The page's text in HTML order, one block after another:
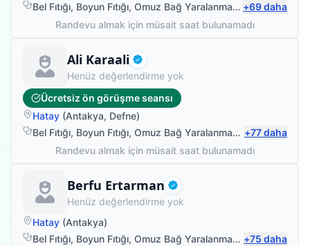
yapacağımıza inanıyoruz.
Bel Fıtığı, Boyun Fıtığı, Omuz Bağ Yaralanması ,Protez
+69daha
Randevu almak için müsait saat bulunamadı
Ali Karaali Doğrulanmış
Fizyoterapist
Henüz değerlendirme yok
Ücretsiz ön görüşme seansı
Hatay (Antakya, Defne)
Bel Fıtığı, Boyun Fıtığı, Omuz Bağ Yaralanması ,Protez
+77daha
Randevu almak için müsait saat bulunamadı
Berfu Ertarman Doğrulanmış
Fizyoterapist
Henüz değerlendirme yok
Hatay (Antakya)
Bel Fıtığı, Boyun Fıtığı, Omuz Bağ Yaralanması ,Protez
+75 daha